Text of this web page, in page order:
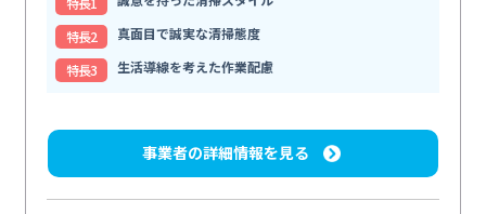
特⻑2
真面目で誠実な清掃態度
特⻑3
生活導線を考えた作業配慮
事業者の詳細情報を見る